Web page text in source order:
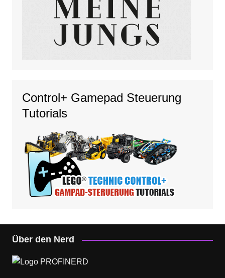
Control+ Gamepad Steuerung
Tutorials
Über den Nerd